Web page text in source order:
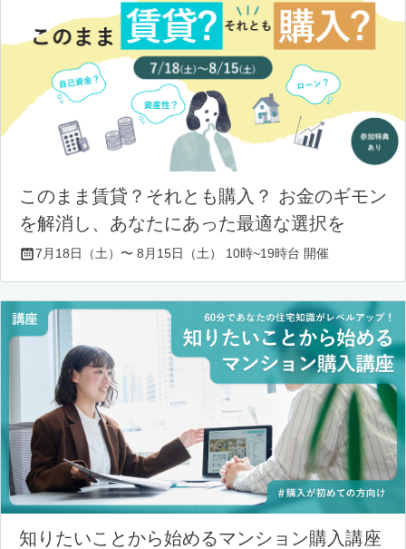
このまま賃貸？それとも購入？ お金のギモン
を解消し、あなたにあった最適な選択を
7月18日（土）〜 8月15日（土） 10時~19時台 開催
知りたいことから始めるマンション購入講座